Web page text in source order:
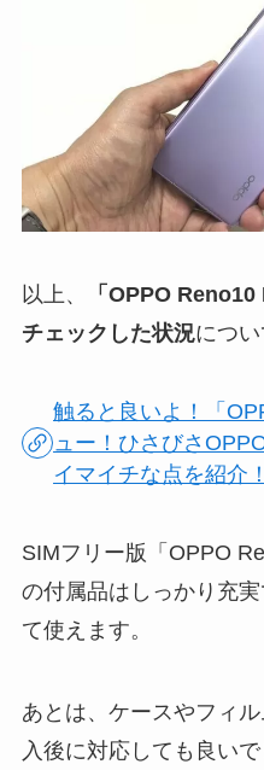
以上、
「OPPO
チェックした状況につい
触ると良いよ！「
ュー！ひさびさ
イマイチな点を紹介！
SIMフリー版「OPPO
の付属品はしっかり充
て使えます。
あとは、ケースやフィ
入後に対応しても良いで